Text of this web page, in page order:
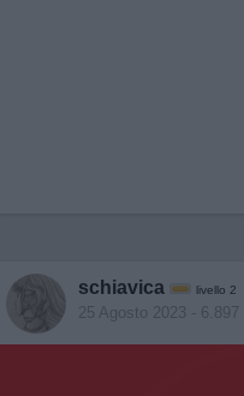
schiavica livello 2
25 Agosto 2023 -